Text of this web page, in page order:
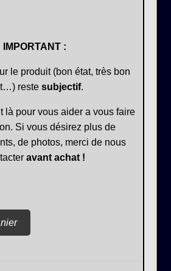
IMPORTANT :
le produit (bon état, très bon
reste subjectif.
là pour vous aider a vous faire
Si vous désirez plus de
de photos, merci de nous
avant achat !